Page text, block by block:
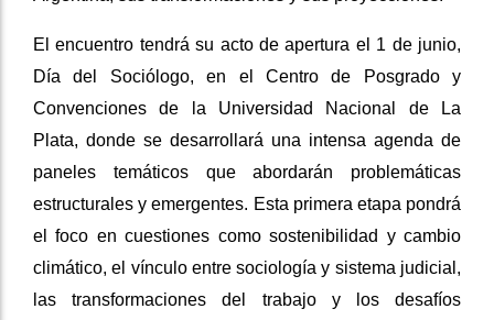
El encuentro tendrá su acto de apertura el 1 de junio,
Día del Sociólogo, en el Centro de Posgrado y
Convenciones de la Universidad Nacional de La
Plata, donde se desarrollará una intensa agenda de
paneles temáticos que abordarán problemáticas
estructurales y emergentes. Esta primera etapa pondrá
el foco en cuestiones como sostenibilidad y cambio
climático, el vínculo entre sociología y sistema judicial,
las transformaciones del trabajo y los desafíos